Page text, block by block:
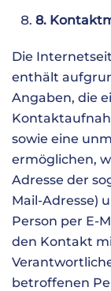
8.
Die
enthält
Angaben, die
sowie eine
ermöglichen,
Adresse der
Mail-Adresse)
Person per E-
den Kontakt
betroffenen